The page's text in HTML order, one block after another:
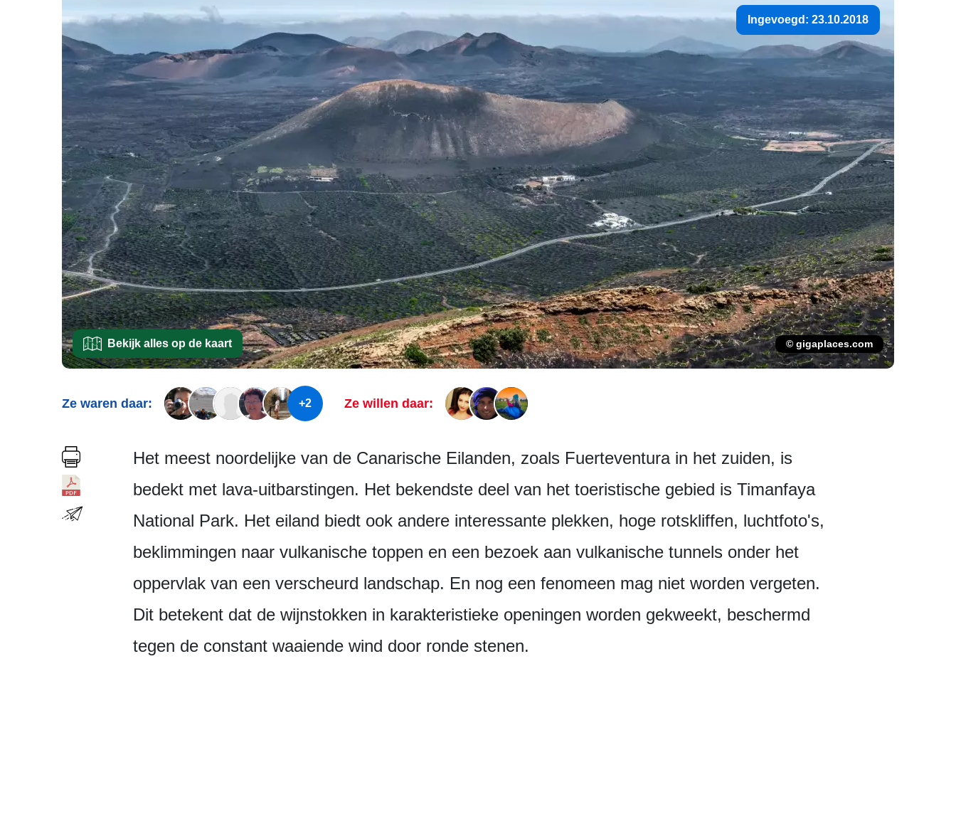
Ingevoegd: 23.10.2018
Bekijk alles op de kaart © gigaplaces.com
Ze waren daar: +2 Ze willen daar:
Het meest noordelijke van de Canarische Eilanden, zoals Fuerteventura in het zuiden, is
bedekt met lava-uitbarstingen. Het bekendste deel van het toeristische gebied is Timanfaya
National Park. Het eiland biedt ook andere interessante plekken, hoge rotskliffen, luchtfoto's,
beklimmingen naar vulkanische toppen en een bezoek aan vulkanische tunnels onder het
oppervlak van een verscheurd landschap. En nog een fenomeen mag niet worden vergeten.
Dit betekent dat de wijnstokken in karakteristieke openingen worden gekweekt, beschermd
tegen de constant waaiende wind door ronde stenen.